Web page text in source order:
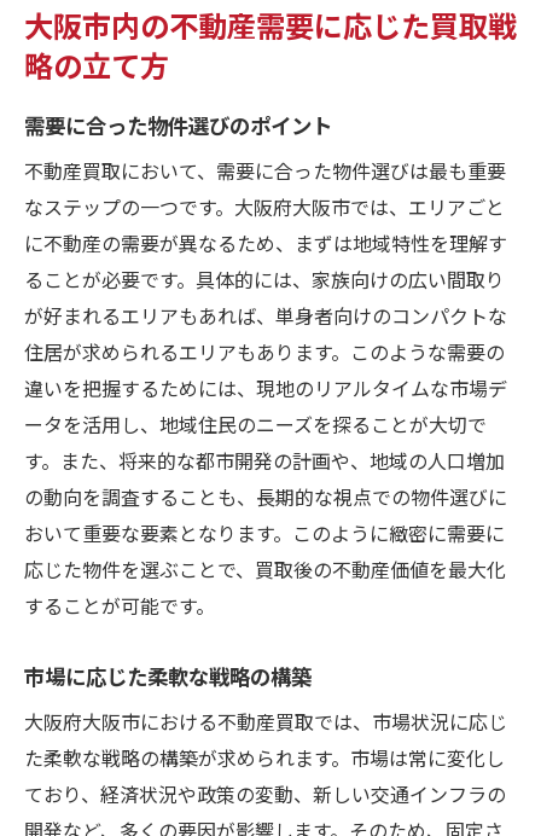
大阪市内の不動産需要に応じた買取戦
略の立て方
需要に合った物件選びのポイント
不動産買取において、需要に合った物件選びは最も重要
なステップの一つです。大阪府大阪市では、エリアごと
に不動産の需要が異なるため、まずは地域特性を理解す
ることが必要です。具体的には、家族向けの広い間取り
が好まれるエリアもあれば、単身者向けのコンパクトな
住居が求められるエリアもあります。このような需要の
違いを把握するためには、現地のリアルタイムな市場デ
ータを活用し、地域住民のニーズを探ることが大切で
す。また、将来的な都市開発の計画や、地域の人口増加
の動向を調査することも、長期的な視点での物件選びに
おいて重要な要素となります。このように緻密に需要に
応じた物件を選ぶことで、買取後の不動産価値を最大化
することが可能です。
市場に応じた柔軟な戦略の構築
大阪府大阪市における不動産買取では、市場状況に応じ
た柔軟な戦略の構築が求められます。市場は常に変化し
ており、経済状況や政策の変動、新しい交通インフラの
開発など、多くの要因が影響します。そのため、固定さ